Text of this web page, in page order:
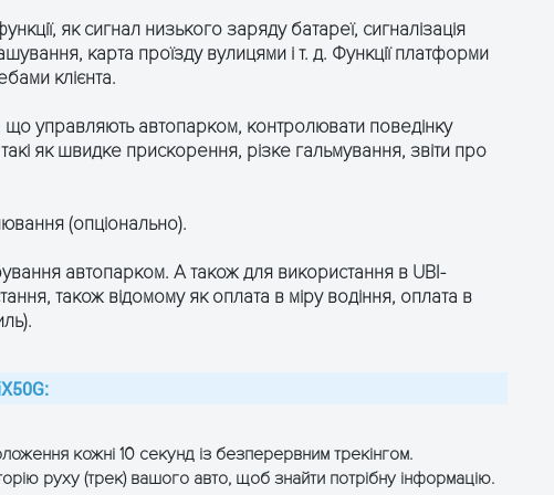
як сигнал низького заряду батареї, сигналізація
карта проїзду вулицями і т. д. Функції платформи
клієнта.
управляють автопарком, контролювати поведінку
як швидке прискорення, різке гальмування, звіти про
(опціонально).
автопарком. А також для використання в UBI-
також відомому як оплата в міру водіння, оплата в
кожні 10 секунд із безперервним трекінгом.
руху (трек) вашого авто, щоб знайти потрібну інформацію.